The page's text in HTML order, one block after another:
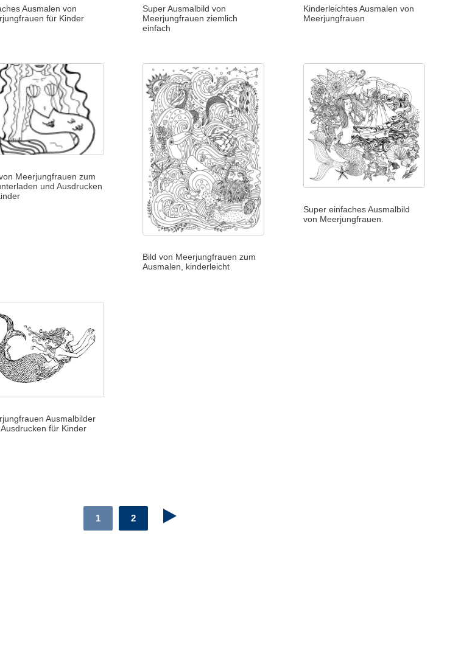
Ausmalen von
für Kinder
Super Ausmalbild von
Meerjungfrauen ziemlich
einfach
Kinderleichtes Ausmalen von
Meerjungfrauen
Meerjungfrauen zum
und Ausdrucken
Bild von Meerjungfrauen zum
Ausmalen, kinderleicht
Super einfaches Ausmalbild
von Meerjungfrauen.
Ausmalbilder
für Kinder
1 2